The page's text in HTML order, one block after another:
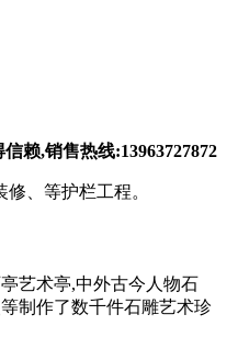
赖,销售热线:13963727872
、等护栏工程。
艺术亭,中外古今人物石
制作了数千件石雕艺术珍